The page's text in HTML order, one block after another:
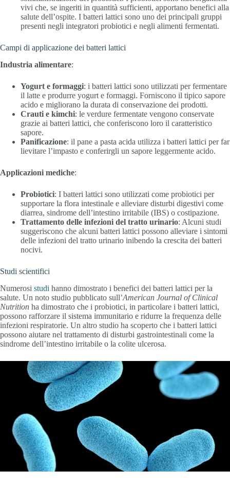
vivi che, se ingeriti in quantità sufficienti, apportano benefici alla
salute dell’ospite. I batteri lattici sono uno dei principali gruppi
presenti negli integratori probiotici e negli alimenti fermentati.
Campi di applicazione dei batteri lattici
Industria alimentare:
Yogurt e formaggi: i batteri lattici sono utilizzati per fermentare
il latte e produrre yogurt e formaggi. Forniscono il tipico sapore
acido e migliorano la durata di conservazione dei prodotti.
Crauti e kimchi: le verdure fermentate vengono conservate
grazie ai batteri lattici, che conferiscono loro il caratteristico
sapore.
Panificazione: il pane a pasta acida utilizza i batteri lattici per far
lievitare l’impasto e conferirgli un sapore leggermente acido.
Applicazioni mediche:
Probiotici: I batteri lattici sono utilizzati come probiotici per
supportare la flora intestinale e alleviare disturbi digestivi come
diarrea, sindrome dell’intestino irritabile (IBS) o costipazione.
Trattamento delle infezioni del tratto urinario: Alcuni studi
suggeriscono che alcuni batteri lattici possono alleviare i sintomi
delle infezioni del tratto urinario inibendo la crescita dei batteri
nocivi.
Studi scientifici
Numerosi studi hanno dimostrato i benefici dei batteri lattici per la
salute. Un noto studio pubblicato sull’American Journal of Clinical
Nutrition ha dimostrato che i probiotici, in particolare i batteri lattici,
possono rafforzare il sistema immunitario e ridurre la frequenza delle
infezioni respiratorie. Un altro studio ha scoperto che i batteri lattici
possono aiutare nel trattamento di disturbi gastrointestinali come la
sindrome dell’intestino irritabile o la colite ulcerosa.